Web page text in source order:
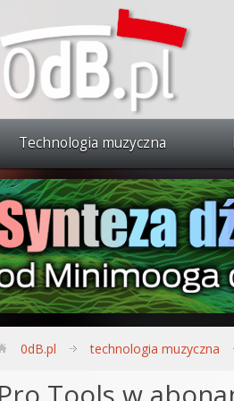
Technologia muzyczna
0dB.pl technologia muzyczna